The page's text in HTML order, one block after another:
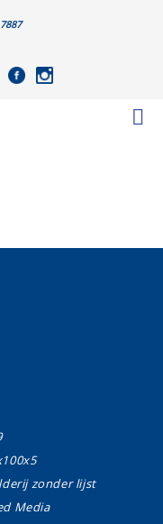
zonder lijst
Media